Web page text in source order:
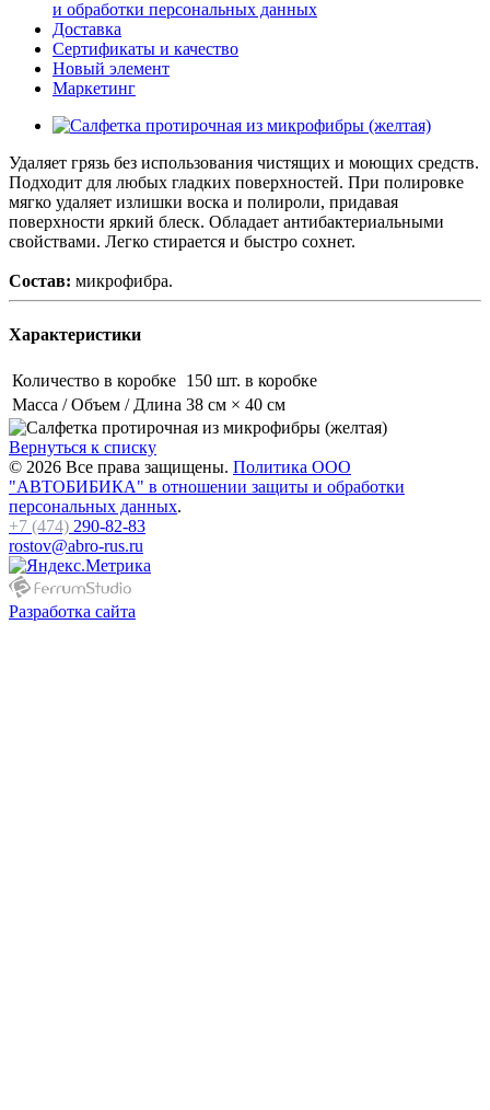
и обработки персональных данных
Доставка
Сертификаты и качество
Новый элемент
Маркетинг
Удаляет грязь без использования чистящих и моющих средств.
Подходит для любых гладких поверхностей. При полировке
мягко удаляет излишки воска и полироли, придавая
поверхности яркий блеск. Обладает антибактериальными
свойствами. Легко стирается и быстро сохнет.
Состав: микрофибра.
Характеристики
Количество в коробке 150 шт. в коробке
Масса / Объем / Длина 38 см × 40 см
Вернуться к списку
© 2026 Все права защищены. Политика ООО
"АВТОБИБИКА" в отношении защиты и обработки
персональных данных.
+7 (474) 290-82-83
rostov@abro-rus.ru
Разработка сайта